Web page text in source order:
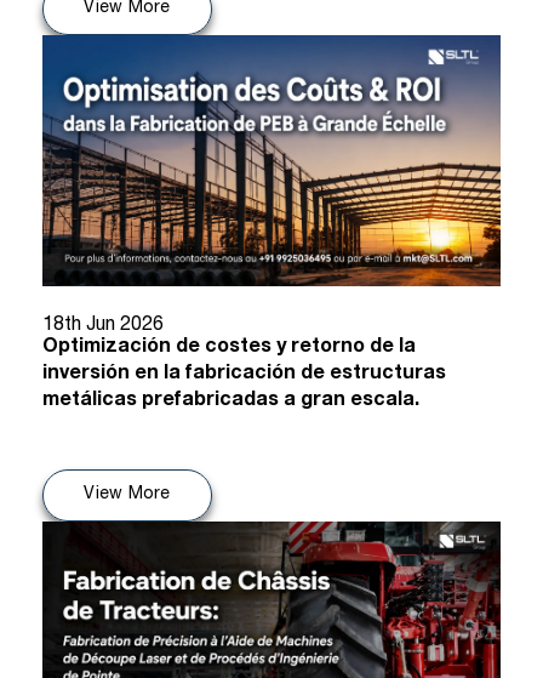
View More
18th Jun 2026
Optimización de costes y retorno de la
inversión en la fabricación de estructuras
metálicas prefabricadas a gran escala.
View More